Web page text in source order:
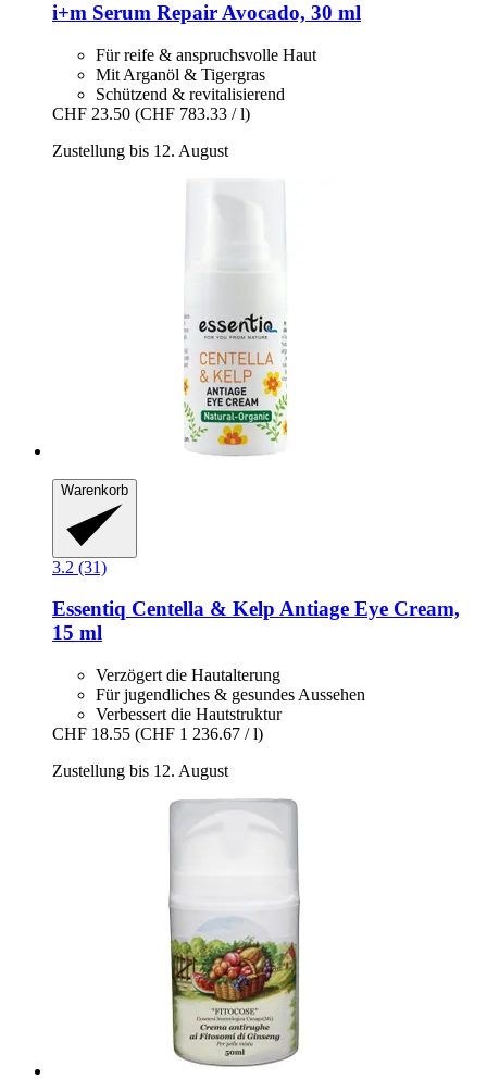
i+m Serum Repair Avocado, 30 ml
Für reife & anspruchsvolle Haut
Mit Arganöl & Tigergras
Schützend & revitalisierend
CHF 23.50 (CHF 783.33 / l)
Zustellung bis 12. August
Warenkorb
3.2 (31)
Essentiq Centella & Kelp Antiage Eye Cream,
15 ml
Verzögert die Hautalterung
Für jugendliches & gesundes Aussehen
Verbessert die Hautstruktur
CHF 18.55 (CHF 1 236.67 / l)
Zustellung bis 12. August